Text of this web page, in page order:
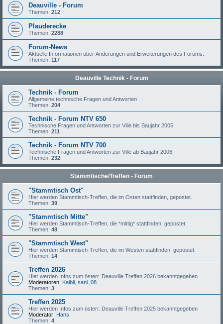
Deauville - Forum
Themen: 212
Plauderecke
Themen: 2288
Forum-News
Aktuelle Informationen über Änderungen und Erweiterungen des Forums.
Themen: 117
Deauville Technik - Forum
Technik - Forum
Allgemeine technische Fragen und Antworten
Themen: 204
Technik - Forum NTV 650
Technische Fragen und Antworten zur Ville bis Baujahr 2005
Themen: 211
Technik - Forum NTV 700
Technische Fragen und Antworten zur Ville ab Baujahr 2006
Themen: 232
Stammtische/Treffen - Forum
"Stammtisch Ost"
Hier werden Stammtisch-Treffen, die im Osten stattfinden, gepostet.
Themen: 39
"Stammtisch Mitte"
Hier werden Stammtisch-Treffen, die *mittig* stattfinden, gepostet.
Themen: 48
"Stammtisch West"
Hier werden Stammtisch-Treffen, die im Westen stattfinden, gepostet.
Themen: 14
Treffen 2026
Hier werden Infos zum österr. Deauville Treffen 2026 bekanntgegeben
Moderatoren: Kaibii sani_08
Themen: 3
Treffen 2025
Hier werden Infos zum österr. Deauville Treffen 2025 bekanntgegeben
Moderator: Hans
Themen: 4